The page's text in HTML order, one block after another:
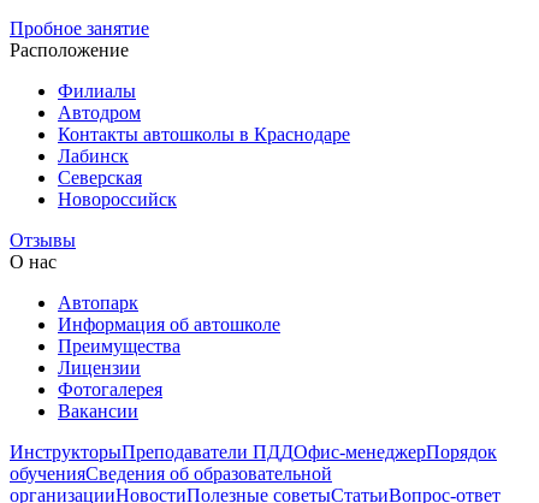
Пробное занятие
Расположение
Филиалы
Автодром
Контакты автошколы в Краснодаре
Лабинск
Северская
Новороссийск
Отзывы
О нас
Автопарк
Информация об автошколе
Преимущества
Лицензии
Фотогалерея
Вакансии
ИнструкторыПреподаватели ПДДОфис-менеджерПорядок
обученияСведения об образовательной
организацииНовостиПолезные советыСтатьиВопрос-ответ